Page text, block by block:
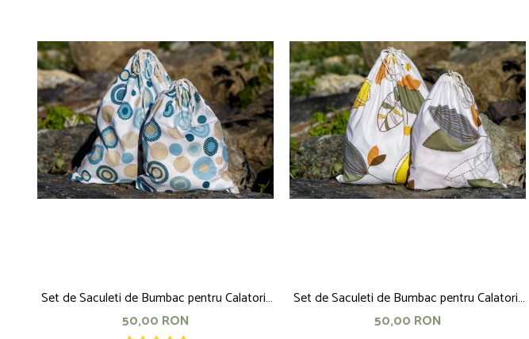
Set de Saculeti de Bumbac pentru Calatorii,
turcoaz
50,00 RON
Set de Saculeti de Bumbac pentru Calatorii,
pastel
50,00 RON